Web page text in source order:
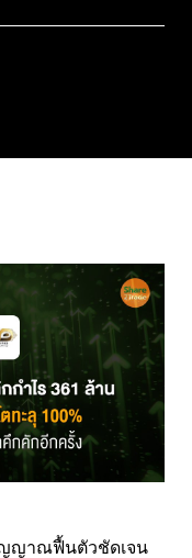
ญญาณฟื้นตัวชัดเจน